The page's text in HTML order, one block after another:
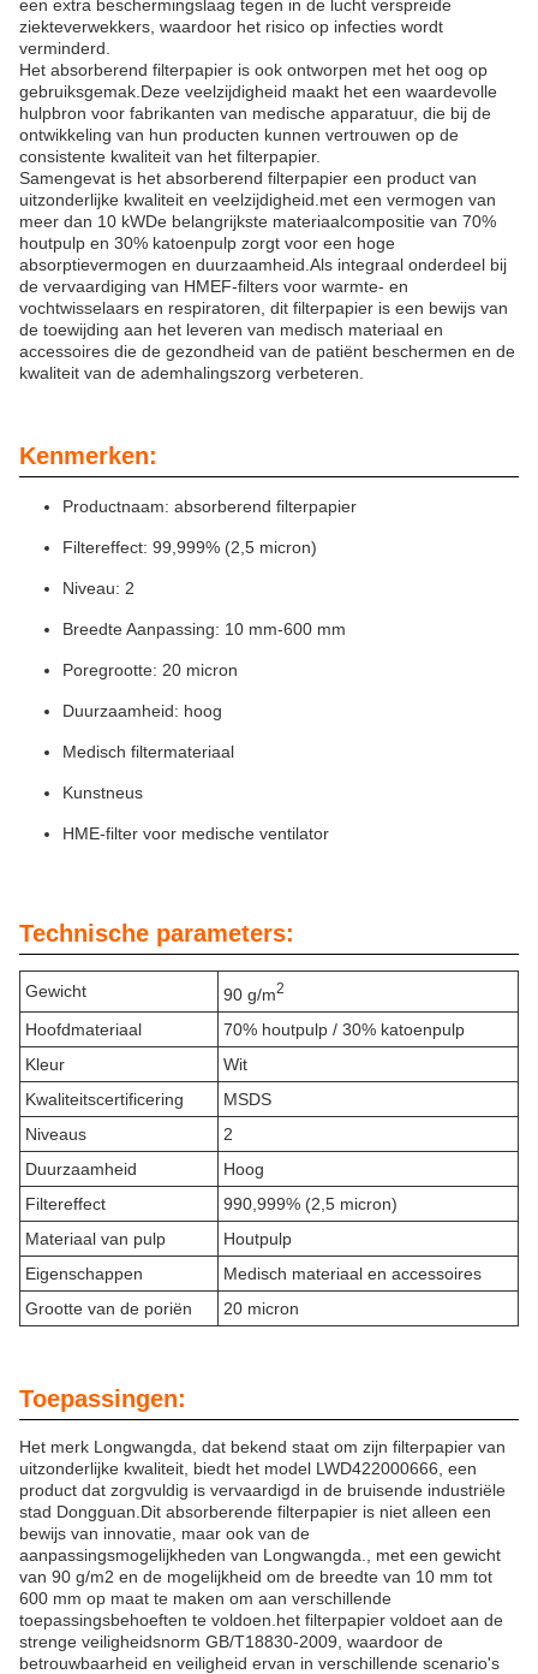
een extra beschermingslaag tegen in de lucht verspreide
ziekteverwekkers, waardoor het risico op infecties wordt
verminderd.
Het absorberend filterpapier is ook ontworpen met het oog op
gebruiksgemak.Deze veelzijdigheid maakt het een waardevolle
hulpbron voor fabrikanten van medische apparatuur, die bij de
ontwikkeling van hun producten kunnen vertrouwen op de
consistente kwaliteit van het filterpapier.
Samengevat is het absorberend filterpapier een product van
uitzonderlijke kwaliteit en veelzijdigheid.met een vermogen van
meer dan 10 kWDe belangrijkste materiaalcompositie van 70%
houtpulp en 30% katoenpulp zorgt voor een hoge
absorptievermogen en duurzaamheid.Als integraal onderdeel bij
de vervaardiging van HMEF-filters voor warmte- en
vochtwisselaars en respiratoren, dit filterpapier is een bewijs van
de toewijding aan het leveren van medisch materiaal en
accessoires die de gezondheid van de patiënt beschermen en de
kwaliteit van de ademhalingszorg verbeteren.
Kenmerken:
Productnaam: absorberend filterpapier
Filtereffect: 99,999% (2,5 micron)
Niveau: 2
Breedte Aanpassing: 10 mm-600 mm
Poregrootte: 20 micron
Duurzaamheid: hoog
Medisch filtermateriaal
Kunstneus
HME-filter voor medische ventilator
Technische parameters:
Gewicht 90 g/m2
Hoofdmateriaal
70% houtpulp / 30% katoenpulp
Kleur
Wit
Kwaliteitscertificering
MSDS
Niveaus
2
Duurzaamheid
Hoog
Filtereffect
990,999% (2,5 micron)
Materiaal van pulp
Houtpulp
Eigenschappen
Medisch materiaal en accessoires
Grootte van de poriën
20 micron
Toepassingen:
Het merk Longwangda, dat bekend staat om zijn filterpapier van
uitzonderlijke kwaliteit, biedt het model LWD422000666, een
product dat zorgvuldig is vervaardigd in de bruisende industriële
stad Dongguan.Dit absorberende filterpapier is niet alleen een
bewijs van innovatie, maar ook van de
aanpassingsmogelijkheden van Longwangda., met een gewicht
van 90 g/m2 en de mogelijkheid om de breedte van 10 mm tot
600 mm op maat te maken om aan verschillende
toepassingsbehoeften te voldoen.het filterpapier voldoet aan de
strenge veiligheidsnorm GB/T18830-2009, waardoor de
betrouwbaarheid en veiligheid ervan in verschillende scenario's